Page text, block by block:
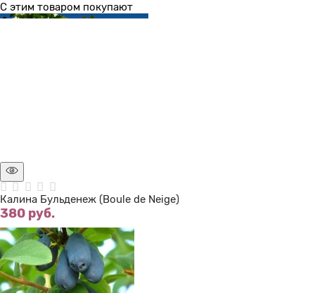
С этим товаром покупают
Калина Бульденеж (Boule de Neige)
380 руб.